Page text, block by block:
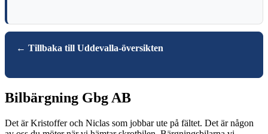
← Tillbaka till Uddevalla-översikten
Bilbärgning Gbg AB
Det är Kristoffer och Niclas som jobbar ute på fältet. Det är någon